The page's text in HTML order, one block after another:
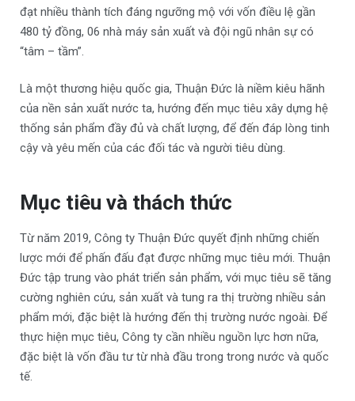
đạt nhiều thành tích đáng ngưỡng mộ với vốn điều lệ gần
480 tỷ đồng, 06 nhà máy sản xuất và đội ngũ nhân sự có
“tâm – tầm”.
Là một thương hiệu quốc gia, Thuận Đức là niềm kiêu hãnh
của nền sản xuất nước ta, hướng đến mục tiêu xây dựng hệ
thống sản phẩm đầy đủ và chất lượng, để đến đáp lòng tinh
cậy và yêu mến của các đối tác và người tiêu dùng.
Mục tiêu và thách thức
Từ năm 2019, Công ty Thuận Đức quyết định những chiến
lược mới để phấn đấu đạt được những mục tiêu mới. Thuận
Đức tập trung vào phát triển sản phẩm, với mục tiêu sẽ tăng
cường nghiên cứu, sản xuất và tung ra thị trường nhiều sản
phẩm mới, đặc biệt là hướng đến thị trường nước ngoài. Để
thực hiện mục tiêu, Công ty cần nhiều nguồn lực hơn nữa,
đặc biệt là vốn đầu tư từ nhà đầu trong trong nước và quốc
tế.